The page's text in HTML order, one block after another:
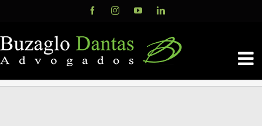
content
FacebookInstagramYouTubeLinkedIn